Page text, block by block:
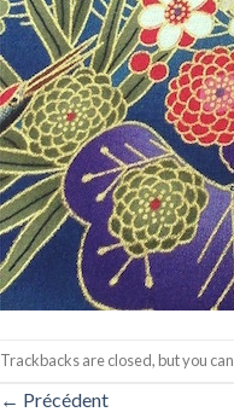
Trackbacks are closed, but you can
← Précédent